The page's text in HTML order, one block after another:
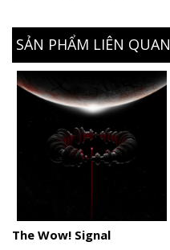
SẢN PHẨM LIÊN QUAN
The Wow! Signal